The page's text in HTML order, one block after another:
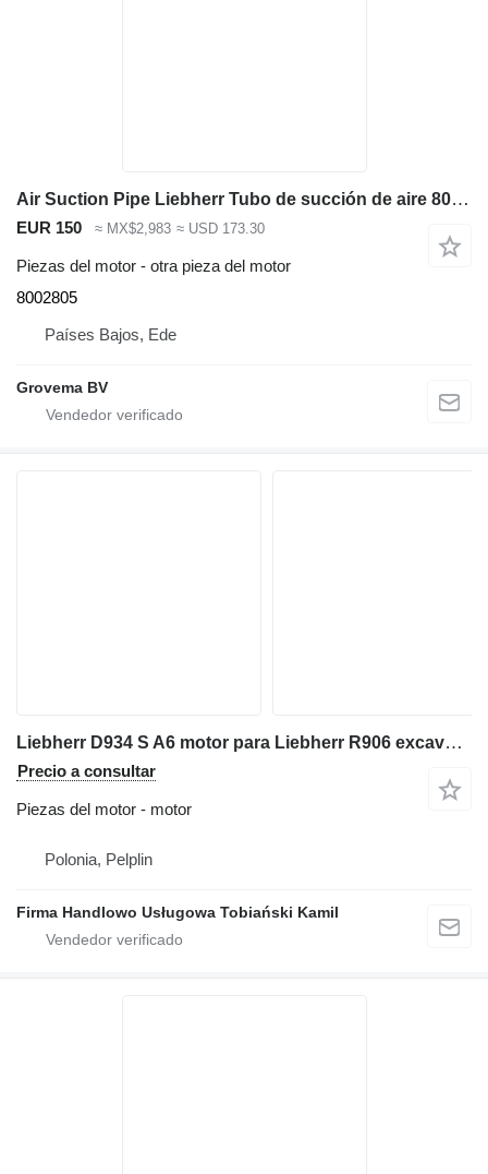
Air Suction Pipe Liebherr Tubo de succión de aire 8002805 para Liebherr R926 COMP / R926 K-LC / R922 LC excavadora
EUR 150 ≈ MX$2,983 ≈ USD 173.30
Piezas del motor - otra pieza del motor
8002805
Países Bajos, Ede
Grovema BV
Liebherr D934 S A6 motor para Liebherr R906 excavadora
Precio a consultar
Piezas del motor - motor
Polonia, Pelplin
Firma Handlowo Usługowa Tobiański Kamil